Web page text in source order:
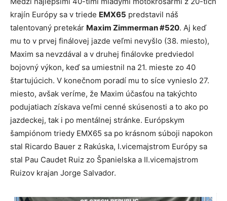
krajín Európy sa v triede EMX65 predstavil náš
talentovaný pretekár Maxim Zimmerman #520. Aj keď
mu to v prvej finálovej jazde veľmi nevyšlo (38. miesto),
Maxim sa nevzdával a v druhej finálovke predviedol
bojovný výkon, keď sa umiestnil na 21. mieste zo 40
štartujúcich. V konečnom poradí mu to síce vynieslo 27.
miesto, avšak veríme, že Maxim účasťou na takýchto
podujatiach získava veľmi cenné skúsenosti a to ako po
jazdeckej, tak i po mentálnej stránke. Európskym
šampiónom triedy EMX65 sa po krásnom súboji napokon
stal Ricardo Bauer z Rakúska, I.vicemajstrom Európy sa
stal Pau Caudet Ruiz zo Španielska a II.vicemajstrom
Ruizov krajan Jorge Salvador.